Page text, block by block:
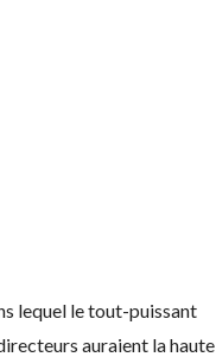
lequel le tout-puissant
auraient la haute